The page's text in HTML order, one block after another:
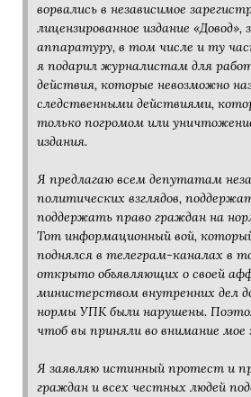
ворвались в независимое
лицензированное издание «Довод»,
аппаратуру, в том числе и ту
я подарил журналистам для
действия, которые невозможно
следственными действиями,
только погромом или
издания.
Я предлагаю всем депутатам
политических взглядов,
поддержать право граждан на
Тот информационный вой,
поднялся в телеграм-каналах в
открыто объявляющих о своей
министерством внутренних дел
нормы УПК были нарушены.
чтоб вы приняли во внимание мое
Я заявляю истинный протест и
граждан и всех честных людей